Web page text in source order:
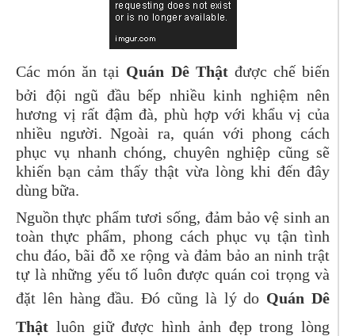
Các món ăn tại Quán Dê Thật được chế biến
bởi đội ngũ đầu bếp nhiều kinh nghiệm nên
hương vị rất đậm đà, phù hợp với khẩu vị của
nhiều người. Ngoài ra, quán với phong cách
phục vụ nhanh chóng, chuyên nghiệp cũng sẽ
khiến bạn cảm thấy thật vừa lòng khi đến đây
dùng bữa.
Nguồn thực phẩm tươi sống, đảm bảo vệ sinh an
toàn thực phẩm, phong cách phục vụ tận tình
chu đáo, bãi đỗ xe rộng và đảm bảo an ninh trật
tự là những yếu tố luôn được quán coi trọng và
đặt lên hàng đầu. Đó cũng là lý do Quán Dê
Thật luôn giữ được hình ảnh đẹp trong lòng